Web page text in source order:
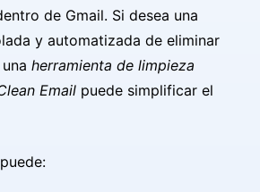
de Gmail. Si desea una
y automatizada de eliminar
herramienta de limpieza
Email puede simplificar el